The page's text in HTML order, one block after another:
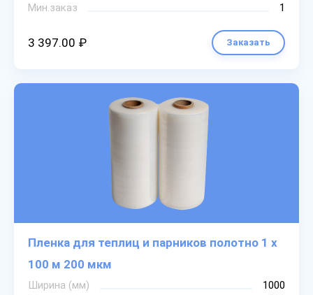
Мин.заказ
1
3 397.00 ₽ Заказать
Пленка для теплиц и парников полотно 1 х
100 м 200 мкм
Ширина (мм)
1000